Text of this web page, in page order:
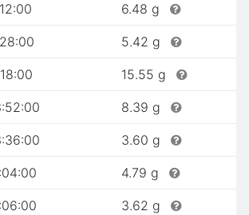
6.48 g
5.42 g
15.55 g
8.39 g
3.60 g
4.79 g
3.62 g